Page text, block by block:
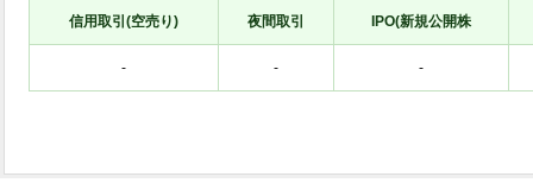
信用取引(空売り) 夜間取引 IPO(新規公開株
- - -